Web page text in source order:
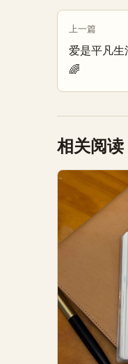
上一篇
爱是平凡生
🌈
相关阅读